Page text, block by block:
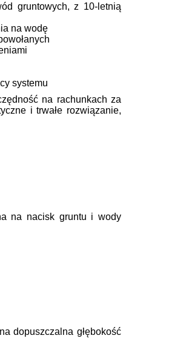
gruntowych, z 10-letnią
na wodę
systemu
na rachunkach za
i trwałe rozwiązanie,
na nacisk gruntu i wody
dopuszczalna głębokość